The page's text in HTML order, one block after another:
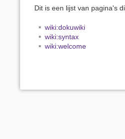
Dit is een lijst van pagina's
wiki:dokuwiki
wiki:syntax
wiki:welcome